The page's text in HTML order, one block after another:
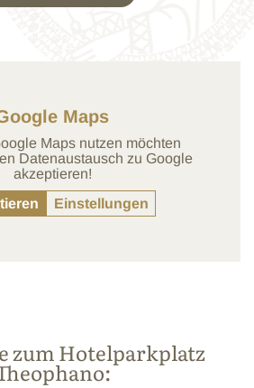
Maps
Maps nutzen möchten
Datenaustausch zu Google
akzeptieren!
Einstellungen
zum Hotelparkplatz